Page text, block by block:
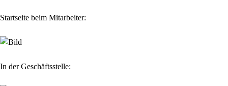
Startseite beim Mitarbeiter:
In der Geschäftsstelle: